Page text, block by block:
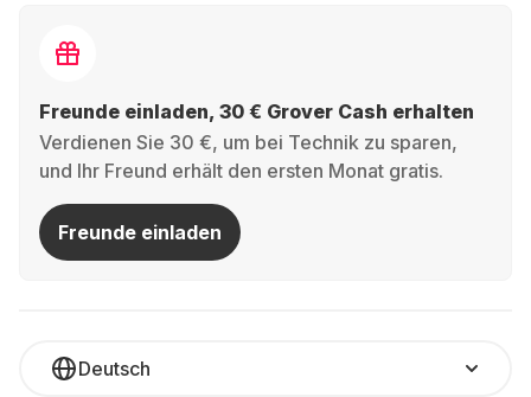
Freunde einladen, 30 € Grover Cash erhalten
Verdienen Sie 30 €, um bei Technik zu sparen,
und Ihr Freund erhält den ersten Monat gratis.
Freunde einladen
Deutsch